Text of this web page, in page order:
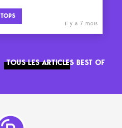
TOPS
il y a 7 mois
TOUS LES ARTICLES BEST OF